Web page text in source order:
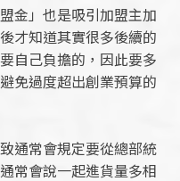
金」也是吸引加盟主加
才知道其實很多後續的
自己負擔的，因此要多
免過度超出創業預算的
通常會規定要從總部統
常會說一起進貨量多相